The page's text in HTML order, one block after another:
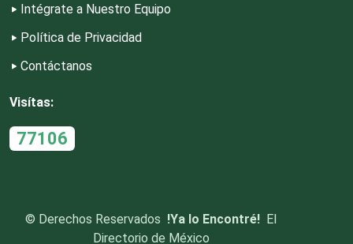
Editores
Electrodomésticos
Intégrate a Nuestro Equipo
Política de Privacidad
Contáctanos
Visítas:
77106
© Derechos Reservados !Ya lo Encontré! El
Directorio de México